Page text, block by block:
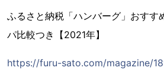
ふるさと納税「ハンバーグ」おすす
パ比較つき【2021年】
https://furu-sato.com/magazine/